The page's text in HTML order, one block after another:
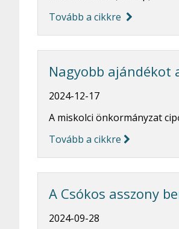
Tovább a cikkre
Nagyobb ajándékot
2024-12-17
A miskolci önkormányzat
Tovább a cikkre
A Csókos asszony
2024-09-28